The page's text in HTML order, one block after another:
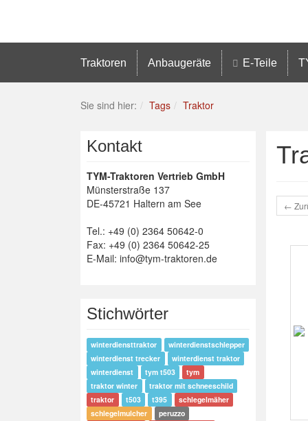
Traktoren Anbaugeräte E-Teile
Sie sind hier: Tags Traktor
Kontakt
TYM-Traktoren Vertrieb GmbH
Münsterstraße 137
DE-45721 Haltern am See
Tel.: +49 (0) 2364 50642-0
Fax: +49 (0) 2364 50642-25
E-Mail: info@tym-traktoren.de
Stichwörter
winterdiensttraktor
winterdienstschlepper
winterdienst trecker
winterdienst traktor
winterdienst
tym t503
tym
traktor winter
traktor mit schneeschild
traktor
t503 t395
schlegelmäher
schlegelmulcher
peruzzo
←